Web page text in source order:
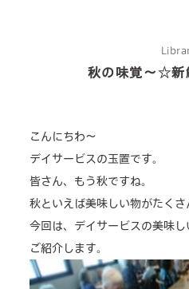
about us
care plan
concierge
facilities
秋の味覚～☆新
こんにちわ～
デイサービスの玉置です。
皆さん、もう秋ですね。
秋といえば美味しい物がたくさ
今回は、デイサービスの美味し
ご紹介します。